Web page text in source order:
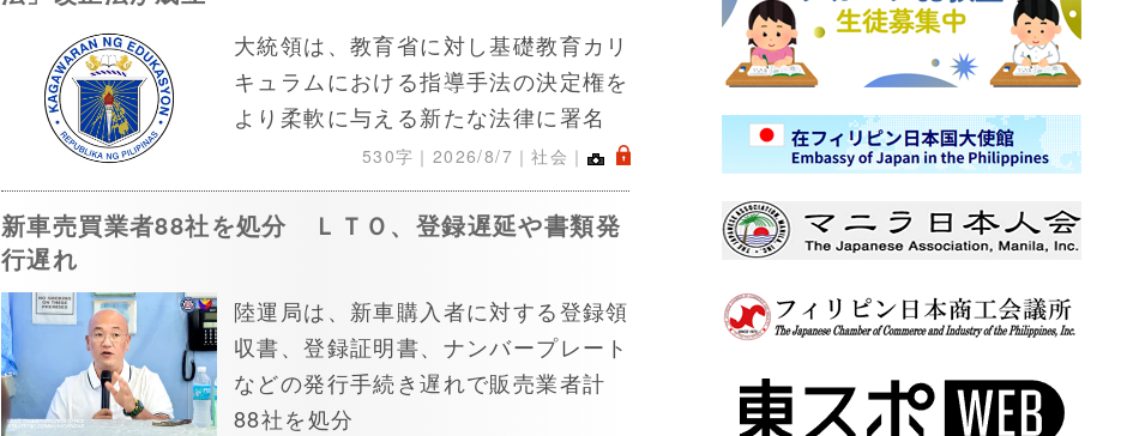
大統領は、教育省に対し基礎教育カリ
キュラムにおける指導手法の決定権を
より柔軟に与える新たな法律に署名
530字｜ 2026/8/7 ｜社会｜ .
新車売買業者88社を処分 ＬＴＯ、登録遅延や書類発
行遅れ
陸運局は、新車購入者に対する登録領
収書、登録証明書、ナンバープレート
などの発行手続き遅れで販売業者計
88社を処分